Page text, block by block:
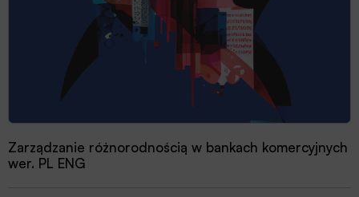
Zarządzanie różnorodnością w bankach komercyjnych
wer. PL ENG